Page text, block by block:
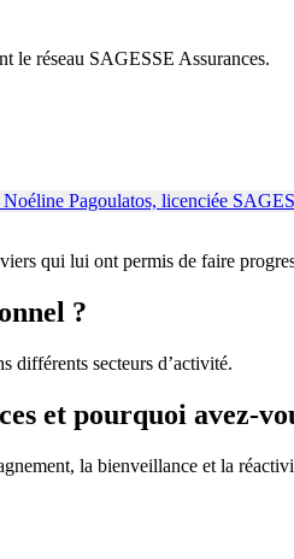
le réseau SAGESSE Assurances.
qui lui ont permis de faire
?
différents secteurs d’activité.
et pourquoi avez-
la bienveillance et la